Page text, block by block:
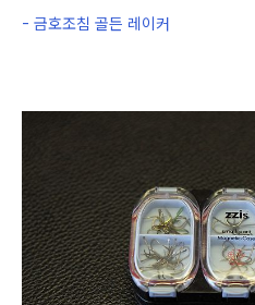
- 금호조침 골든 레이커